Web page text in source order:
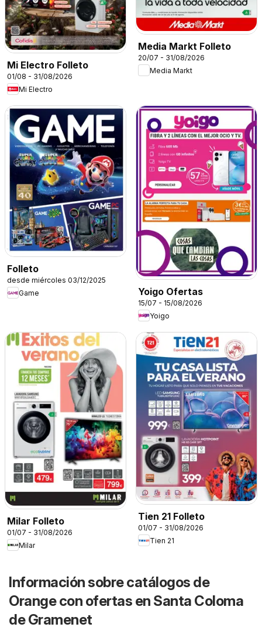
Mi Electro Folleto
01/08 - 31/08/2026
Mi Electro
Media Markt Folleto
20/07 - 31/08/2026
Media Markt
Folleto
desde miércoles 03/12/2025
Game
Yoigo Ofertas
15/07 - 15/08/2026
Yoigo
Milar Folleto
01/07 - 31/08/2026
Milar
Tien 21 Folleto
01/07 - 31/08/2026
Tien 21
Información sobre catálogos de
Orange con ofertas en Santa Coloma
de Gramenet